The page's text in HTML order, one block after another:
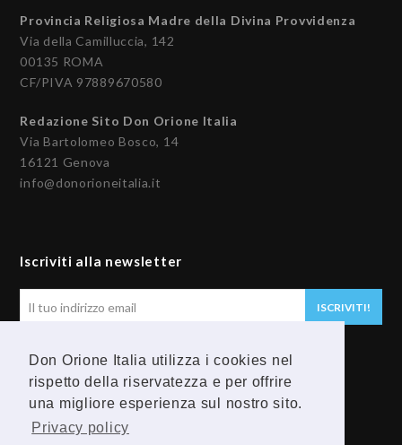
Don Orione Italia utilizza i cookies nel
rispetto della riservatezza e per offrire
una migliore esperienza sul nostro sito.
Privacy policy
Provincia Religiosa Madre della Divina Provvidenza
Via della Camilluccia, 142
00135 ROMA
CF/PIVA 97889670580
Redazione Sito Don Orione Italia
Via Bartolomeo Bosco, 14
16121 Genova
info@donorioneitalia.it
Iscriviti alla newsletter
email
ISCRIVITI!
Seguici
F